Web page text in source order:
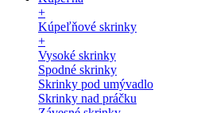
+
Kúpeľňové skrinky
+
Vysoké skrinky
Spodné skrinky
Skrinky pod umývadlo
Skrinky nad práčku